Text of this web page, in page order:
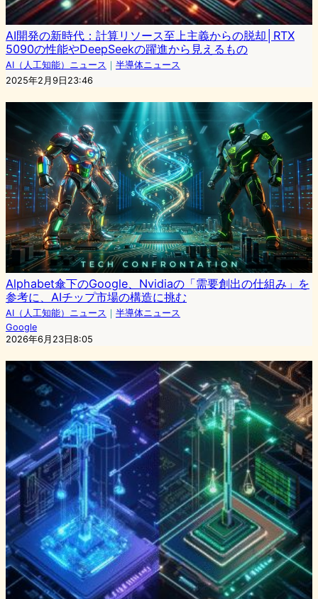
AI開発の新時代：計算リソース至上主義からの脱却│RTX
5090の性能やDeepSeekの躍進から見えるもの
AI（人工知能）ニュース ｜ 半導体ニュース
2025年2月9日23:46
Alphabet傘下のGoogle、Nvidiaの「需要創出の仕組み」を
参考に、AIチップ市場の構造に挑む
AI（人工知能）ニュース ｜ 半導体ニュース
Google
2026年6月23日8:05